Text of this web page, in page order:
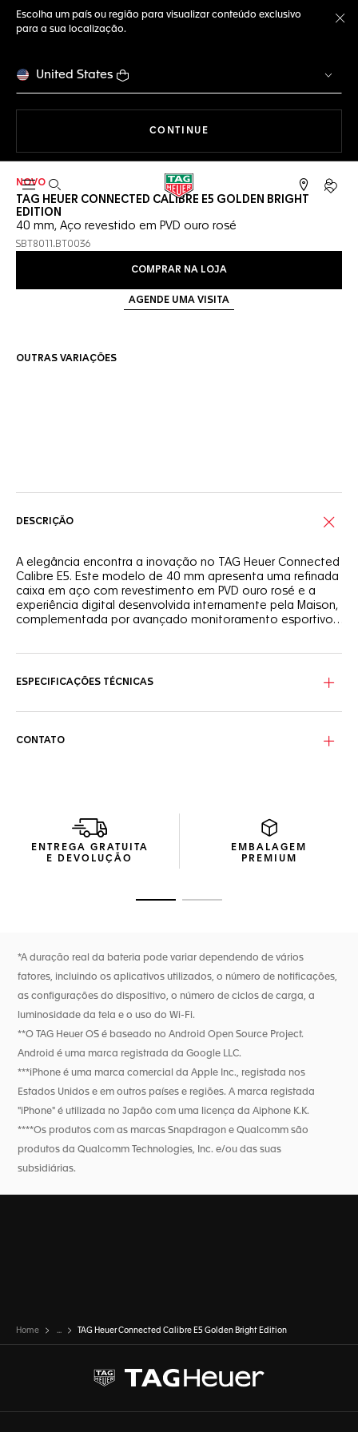
Escolha um país ou região para visualizar conteúdo exclusivo
para a sua localização.
United States
CONTINUE
Abrir a busca Conta
NOVO
TAG HEUER CONNECTED CALIBRE E5 GOLDEN BRIGHT
EDITION
40 mm, Aço revestido em PVD ouro rosé
SBT8011.BT0036
COMPRAR NA LOJA
AGENDE UMA VISITA
OUTRAS VARIAÇÕES
DESCRIÇÃO
A elegância encontra a inovação no TAG Heuer Connected
Calibre E5. Este modelo de 40 mm apresenta uma refinada
caixa em aço com revestimento em PVD ouro rosé e a
experiência digital desenvolvida internamente pela Maison,
complementada por avançado monitoramento esportivo.
cristal de safira abobadado com sutis marcações em cinza
Equipado com o TAG Heuer OS, uma experiência de usuário
sobre suas atividades.
Este TAG Heuer Connected Calibre E5 foi projetado para
ser seu parceiro ideal. Com sensores avançados, incluindo
ESPECIFICAÇÕES TÉCNICAS
CONTATO
ENTREGA GRATUITA
E DEVOLUÇÃO
EMBALAGEM
PREMIUM
*A duração real da bateria pode variar dependendo de vários
fatores, incluindo os aplicativos utilizados, o número de notificações,
as configurações do dispositivo, o número de ciclos de carga, a
luminosidade da tela e o uso do Wi-Fi.
**O TAG Heuer OS é baseado no Android Open Source Project.
Android é uma marca registrada da Google LLC.
***iPhone é uma marca comercial da Apple Inc., registada nos
Estados Unidos e em outros países e regiões. A marca registada
"iPhone" é utilizada no Japão com uma licença da Aiphone K.K.
****Os produtos com as marcas Snapdragon e Qualcomm são
produtos da Qualcomm Technologies, Inc. e/ou das suas
subsidiárias.
Home ... TAG Heuer Connected Calibre E5 Golden Bright Edition